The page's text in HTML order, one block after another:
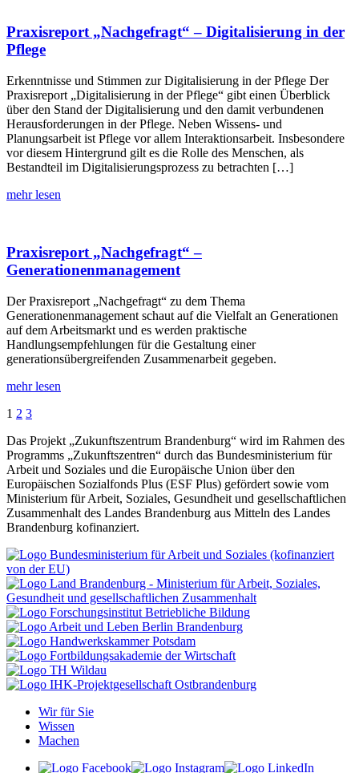
Praxisreport „Nachgefragt“ – Digitalisierung in der
Pflege
Erkenntnisse und Stimmen zur Digitalisierung in der Pflege Der
Praxisreport „Digitalisierung in der Pflege“ gibt einen Überblick
über den Stand der Digitalisierung und den damit verbundenen
Herausforderungen in der Pflege. Neben Wissens- und
Planungsarbeit ist Pflege vor allem Interaktionsarbeit. Insbesondere
vor diesem Hintergrund gilt es die Rolle des Menschen, als
Bestandteil im Digitalisierungsprozess zu betrachten […]
mehr lesen
Praxisreport „Nachgefragt“ –
Generationenmanagement
Der Praxisreport „Nachgefragt“ zu dem Thema
Generationenmanagement schaut auf die Vielfalt an Generationen
auf dem Arbeitsmarkt und es werden praktische
Handlungsempfehlungen für die Gestaltung einer
generationsübergreifenden Zusammenarbeit gegeben.
mehr lesen
1 2 3
Das Projekt „Zukunftszentrum Brandenburg“ wird im Rahmen des
Programms „Zukunftszentren“ durch das Bundesministerium für
Arbeit und Soziales und die Europäische Union über den
Europäischen Sozialfonds Plus (ESF Plus) gefördert sowie vom
Ministerium für Arbeit, Soziales, Gesundheit und gesellschaftlichen
Zusammenhalt des Landes Brandenburg aus Mitteln des Landes
Brandenburg kofinanziert.
Wir für Sie
Wissen
Machen